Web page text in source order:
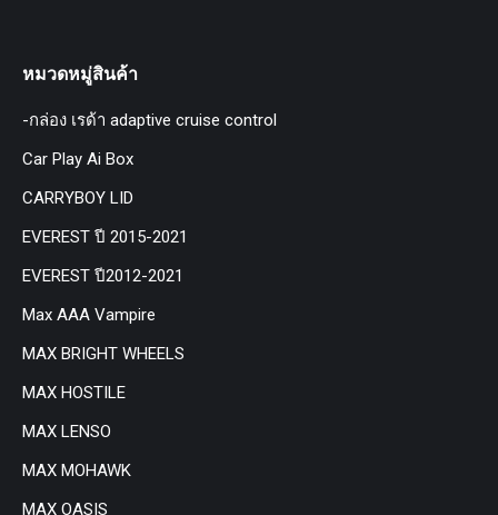
หมวดหมู่สินค้า
-กล่อง เรด้า adaptive cruise control
Car Play Ai Box
CARRYBOY LID
EVEREST ปี 2015-2021
EVEREST ปี2012-2021
Max AAA Vampire
MAX BRIGHT WHEELS
MAX HOSTILE
MAX LENSO
MAX MOHAWK
MAX OASIS